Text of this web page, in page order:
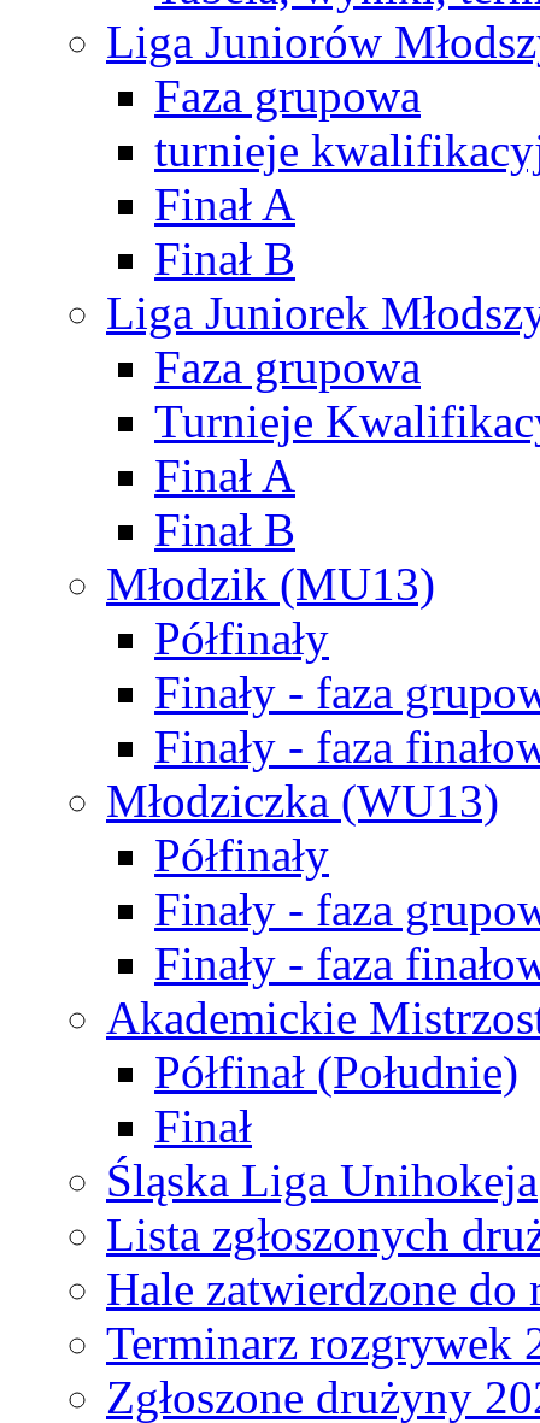
Liga Juniorów
Faza grupowa
turnieje
Finał A
Finał B
Liga Juniorek
Faza grupowa
Turnieje
Finał A
Finał B
Młodzik (MU13)
Półfinały
Finały - faza
Finały - faza
Młodziczka (WU13)
Półfinały
Finały - faza
Finały - faza
Akademickie
Półfinał (Południe)
Finał
Śląska Liga Unihokeja
Lista zgłoszonych
Hale zatwierdzone do
Terminarz rozgrywek
Zgłoszone drużyny